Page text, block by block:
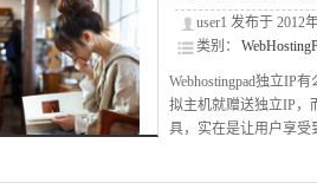
user1 发布于 2012
类别：
WebHostingPad独立IP
Webhostingpad独立IP
拟主机就赠送独立IP，
具，实在是让用户享受